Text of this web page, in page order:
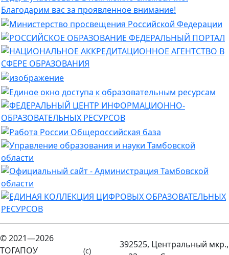
© 2021—2026
ТОГАПОУ
(c)
392525, Центральный мкр.,